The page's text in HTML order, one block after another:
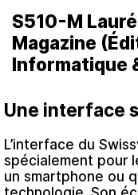
S510-M
Magazine
Informatique
Une interface
L’interface du
spécialement pour
un smartphone ou